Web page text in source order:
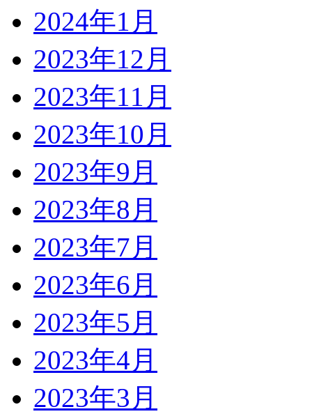
2024年1月
2023年12月
2023年11月
2023年10月
2023年9月
2023年8月
2023年7月
2023年6月
2023年5月
2023年4月
2023年3月